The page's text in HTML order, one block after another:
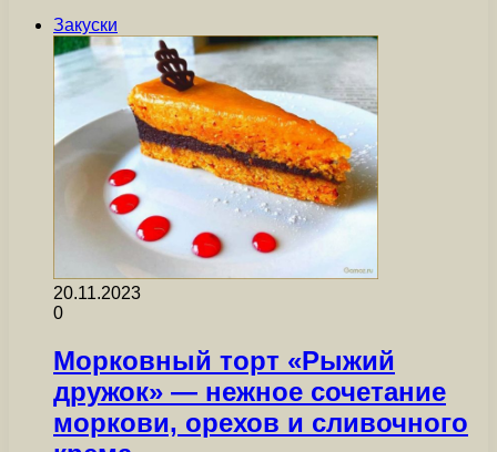
Закуски
20.11.2023
0
Морковный торт «Рыжий
дружок» — нежное сочетание
моркови, орехов и сливочного